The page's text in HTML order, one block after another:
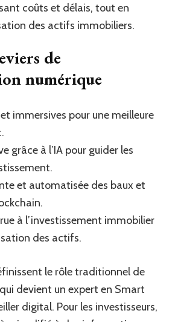
coûts et délais, tout en
des actifs immobiliers.
de
numérique
immersives pour une meilleure
grâce à l’IA pour guider les
et automatisée des baux et
à l’investissement immobilier
des actifs.
le rôle traditionnel de
devient un expert en Smart
digital. Pour les investisseurs,